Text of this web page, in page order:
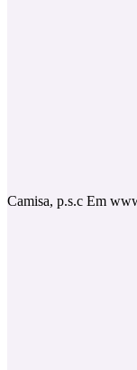
Camisa, p.s.c Em